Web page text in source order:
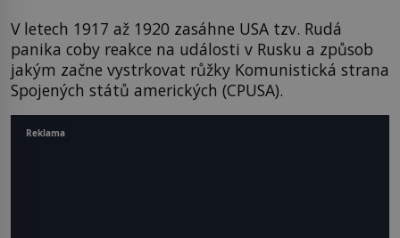
V letech 1917 až 1920 zasáhne USA tzv. Rudá
panika coby reakce na události v Rusku a způsob
jakým začne vystrkovat růžky Komunistická strana
Spojených států amerických (CPUSA).
Reklama